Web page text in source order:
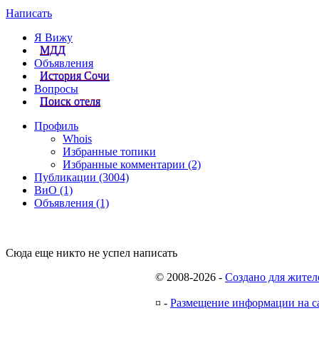
Написать
Я Вижу
МДД
Объявления
История Сочи
Вопросы
Поиск отеля
Профиль
Whois
Избранные топики
Избранные комментарии (2)
Публикации (3004)
ВиО (1)
Объявления (1)
Сюда еще никто не успел написать
© 2008-2026 - Создано для
¤ - Размещение информации на